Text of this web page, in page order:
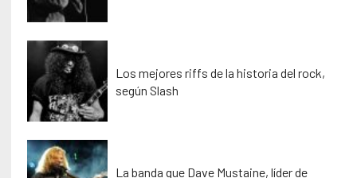
Los mejores riffs de la historia del rock,
según Slash
La banda que Dave Mustaine, líder de